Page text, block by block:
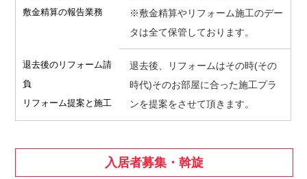
敷金精算の報告業務
※敷金精算やリフォーム施工のデー
タは全て保管しております。
退去後のリフォーム請
負
リフォーム提案と施工
退去後、リフォームはその時(その
時代)そのお部屋に合った施工プラ
ンを提案をさせて頂きます。
入居者募集・斡旋